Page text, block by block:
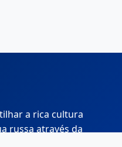
a rica cultura
russa através da